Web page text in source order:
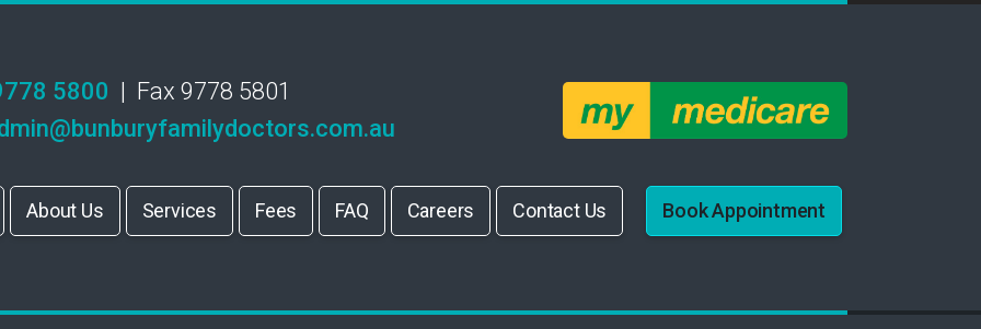
5800 | Fax 9778 5801
About Us Services Fees FAQ Careers Contact Us Book Appointment